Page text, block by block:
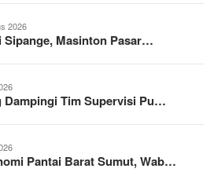
2026
Sipange, Masinton Pasar…
Dampingi Tim Supervisi Pu…
Pantai Barat Sumut, Wab…